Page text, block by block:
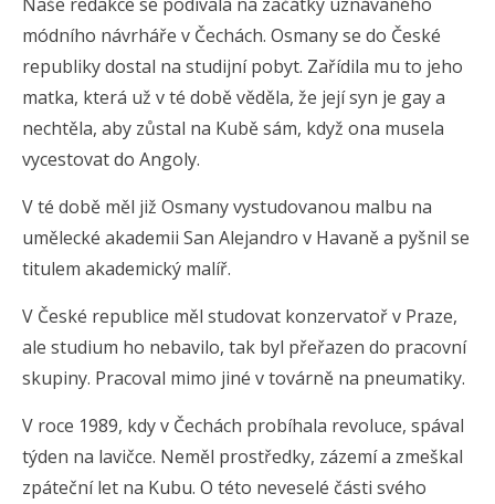
módního návrháře v Čechách. Osmany se do České
republiky dostal na studijní pobyt. Zařídila mu to jeho
matka, která už v té době věděla, že její syn je gay a
nechtěla, aby zůstal na Kubě sám, když ona musela
vycestovat do Angoly.
V té době měl již Osmany vystudovanou malbu na
umělecké akademii San Alejandro v Havaně a pyšnil se
titulem akademický malíř.
V České republice měl studovat konzervatoř v Praze,
ale studium ho nebavilo, tak byl přeřazen do pracovní
skupiny. Pracoval mimo jiné v továrně na pneumatiky.
V roce 1989, kdy v Čechách probíhala revoluce, spával
týden na lavičce. Neměl prostředky, zázemí a zmeškal
zpáteční let na Kubu. O této neveselé části svého